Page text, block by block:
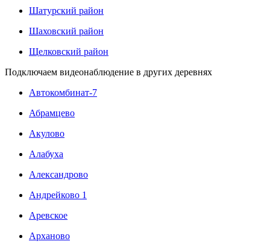
Шатурский район
Шаховский район
Щелковский район
Подключаем видеонаблюдение в других деревнях
Автокомбинат-7
Абрамцево
Акулово
Алабуха
Александрово
Андрейково 1
Аревское
Арханово